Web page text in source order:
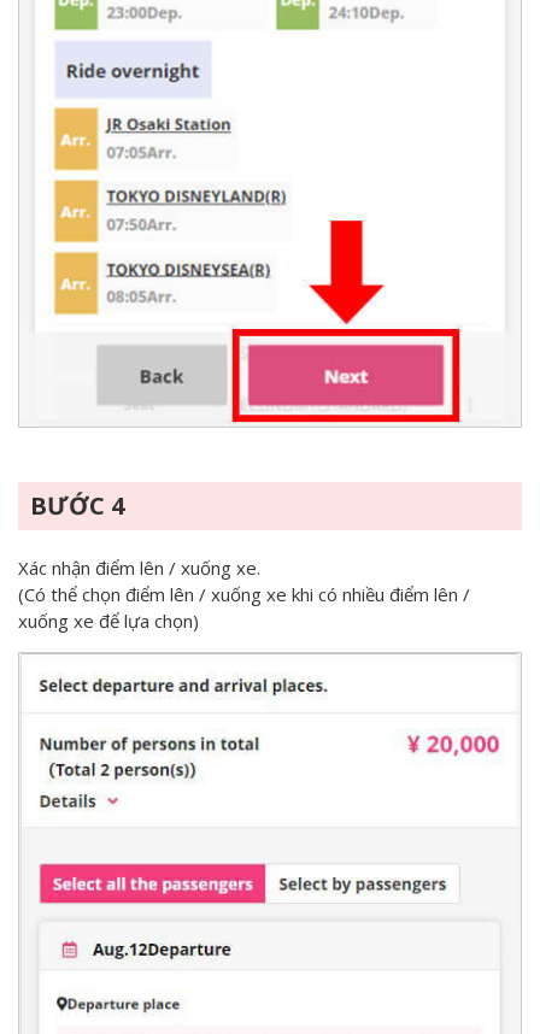
BƯỚC 4
Xác nhận điểm lên / xuống xe.
(Có thể chọn điểm lên / xuống xe khi có nhiều điểm lên /
xuống xe để lựa chọn)